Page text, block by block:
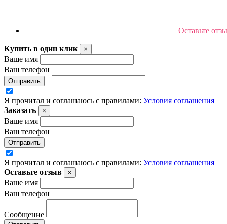
Оставьте
Купить в один клик ×
Ваше имя
Ваш телефон
Отправить
Я прочитал и соглашаюсь с правилами: Условия соглашения
Заказать
×
Ваше имя
Ваш телефон
Отправить
Я прочитал и соглашаюсь с правилами: Условия соглашения
Оставьте отзыв
×
Ваше имя
Ваш телефон
Сообщение